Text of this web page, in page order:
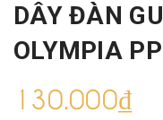
DÂY ĐÀN
OLYMPIA
130.000₫